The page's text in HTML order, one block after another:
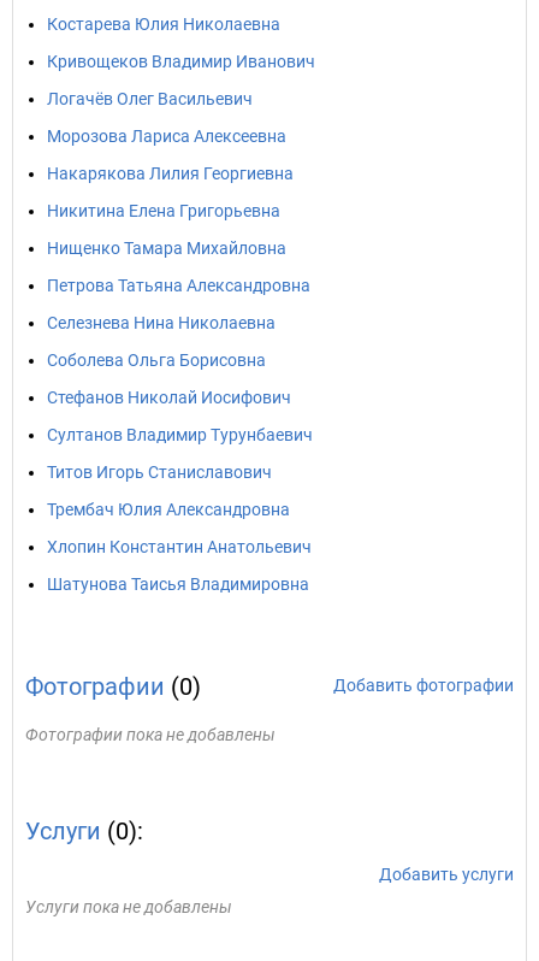
Костарева Юлия Николаевна
Кривощеков Владимир Иванович
Логачёв Олег Васильевич
Морозова Лариса Алексеевна
Накарякова Лилия Георгиевна
Никитина Елена Григорьевна
Нищенко Тамара Михайловна
Петрова Татьяна Александровна
Селезнева Нина Николаевна
Соболева Ольга Борисовна
Стефанов Николай Иосифович
Султанов Владимир Турунбаевич
Титов Игорь Станиславович
Трембач Юлия Александровна
Хлопин Константин Анатольевич
Шатунова Таисья Владимировна
Фотографии (0) Добавить фотографии
Фотографии пока не добавлены
Услуги (0):
Добавить услуги
Услуги пока не добавлены